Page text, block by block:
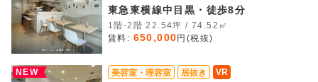
東急東横線中目黒・徒歩8分
1階-2階 22.54坪 / 74.52㎡
賃料: 650,000 円(税抜)
NEW 美容室・理容室 居抜き VR